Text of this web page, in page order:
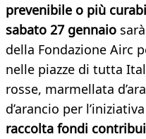
prevenibile o più
sabato 27 gennaio
della Fondazione Airc
nelle piazze di tutta
rosse, marmellata
d’arancio per l’iniziativa
raccolta fondi